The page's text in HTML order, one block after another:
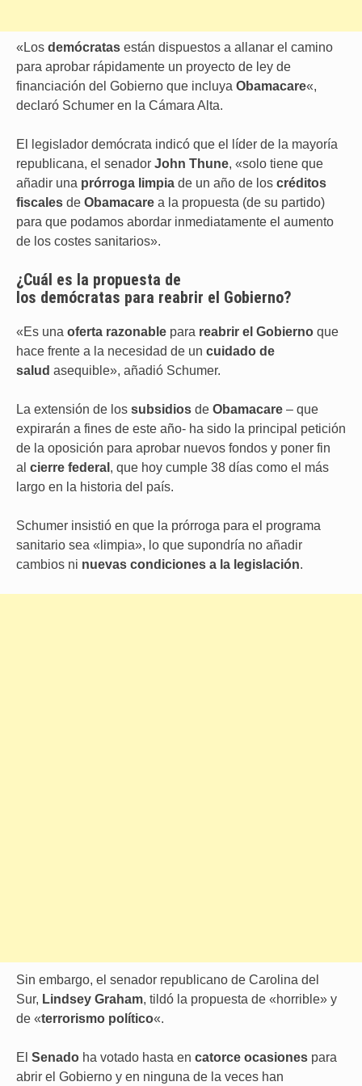
«Los demócratas están dispuestos a allanar el camino
para aprobar rápidamente un proyecto de ley de
financiación del Gobierno que incluya Obamacare«,
declaró Schumer en la Cámara Alta.
El legislador demócrata indicó que el líder de la mayoría
republicana, el senador John Thune, «solo tiene que
añadir una prórroga limpia de un año de los créditos
fiscales de Obamacare a la propuesta (de su partido)
para que podamos abordar inmediatamente el aumento
de los costes sanitarios».
¿Cuál es la propuesta de
los demócratas para reabrir el Gobierno?
«Es una oferta razonable para reabrir el Gobierno que
hace frente a la necesidad de un cuidado de
salud asequible», añadió Schumer.
La extensión de los subsidios de Obamacare – que
expirarán a fines de este año- ha sido la principal petición
de la oposición para aprobar nuevos fondos y poner fin
al cierre federal , que hoy cumple 38 días como el más
largo en la historia del país.
Schumer insistió en que la prórroga para el programa
sanitario sea «limpia», lo que supondría no añadir
cambios ni nuevas condiciones a la legislación.
Sin embargo, el senador republicano de Carolina del
Sur, Lindsey Graham, tildó la propuesta de «horrible» y
de «terrorismo político«.
El Senado ha votado hasta en catorce ocasiones para
abrir el Gobierno y en ninguna de la veces han